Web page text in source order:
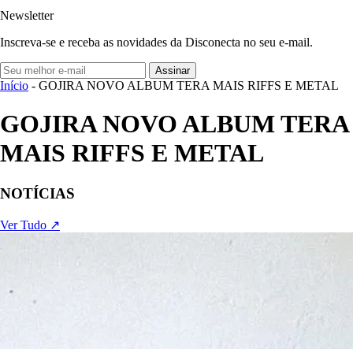
Newsletter
Inscreva-se e receba as novidades da Disconecta no seu e-mail.
Assinar
Início - GOJIRA NOVO ALBUM TERA MAIS RIFFS E METAL
GOJIRA NOVO ALBUM TERA
MAIS RIFFS E METAL
NOTÍCIAS
Ver Tudo ↗